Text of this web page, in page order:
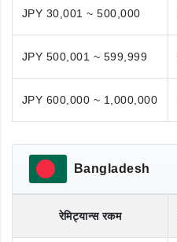
JPY 30,001 ~ 500,000
JPY 500,001 ~ 599,999
JPY 600,000 ~ 1,000,000
Bangladesh
रेमिट्यान्स रकम